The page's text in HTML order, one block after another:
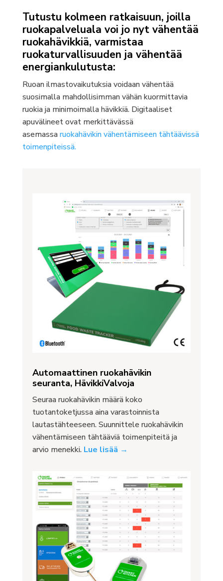
Tutustu kolmeen ratkaisuun, joilla
ruokapalveluala voi jo nyt vähentää
ruokahävikkiä, varmistaa
ruokaturvallisuuden ja vähentää
energiankulutusta:
Ruoan ilmastovaikutuksia voidaan vähentää
suosimalla mahdollisimman vähän kuormittavia
ruokia ja minimoimalla hävikkiä. Digitaaliset
apuvälineet ovat merkittävässä
asemassaruokahävikin vähentämiseen tähtäävissä
toimenpiteissä.
Automaattinen ruokahävikin
seuranta, HävikkiValvoja
Seuraa ruokahävikin määrä koko
tuotantoketjussa aina varastoinnista
lautastähteeseen. Suunnittele ruokahävikin
vähentämiseen tähtääviä toimenpiteitä ja
arvio menekki.Lue lisää →